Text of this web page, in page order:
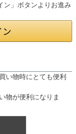
ン」ボタンよりお進み
い物時にとても便利
物が便利になりま